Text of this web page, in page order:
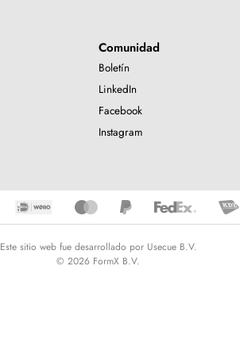
Comunidad
Boletín
LinkedIn
Facebook
Instagram
Este sitio web fue desarrollado por Usecue B.V.
© 2026 FormX B.V.